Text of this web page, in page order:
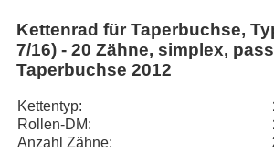
Kettenrad für Taperbuchse,
7/16) - 20 Zähne, simplex,
Taperbuchse 2012
Kettentyp:
Rollen-DM:
Anzahl Zähne: